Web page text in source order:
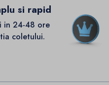
si rapid
in 24-48 ore
coletului.